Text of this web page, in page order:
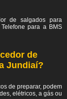
de salgados para
para a BMS
de
Jundiaí?
de preparar, podem
elétricos, a gás ou